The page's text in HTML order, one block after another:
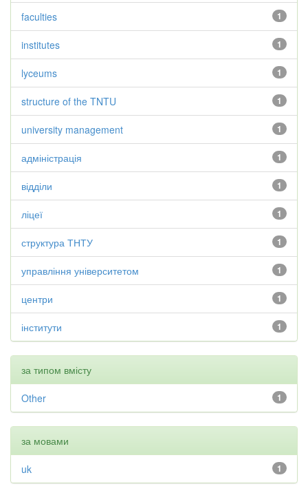
1
faculties
1
institutes
1
lyceums
1
structure of the TNTU
1
university management
1
адміністрація
1
відділи
1
ліцеї
1
структура ТНТУ
1
управління університетом
1
центри
1
інститути
за типом вмісту
1
Other
за мовами
1
uk